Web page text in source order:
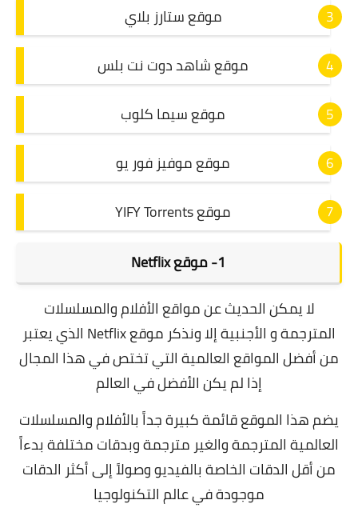
موقع ستارز بلاي
موقع شاهد دوت نت بلس
موقع سيما كلوب
موقع موفيز فور يو
موقع YIFY Torrents
1- موقع Netflix
لا يمكن الحديث عن مواقع الأفلام والمسلسلات
المترجمة و الأجنبية إلا ونذكر موقع Netflix
الذي يعتبر
من أفضل المواقع العالمية التي تختص في هذا المجال
إذا لم يكن الأفضل في العالم
يضم هذا الموقع قائمة كبيرة جداً بالأفلام والمسلسلات
العالمية المترجمة والغير مترجمة وبدقات مختلفة بدءاً
من أقل الدقات الخاصة بالفيديو وصولاً إلى أكثر الدقات
موجودة في عالم التكنولوجيا